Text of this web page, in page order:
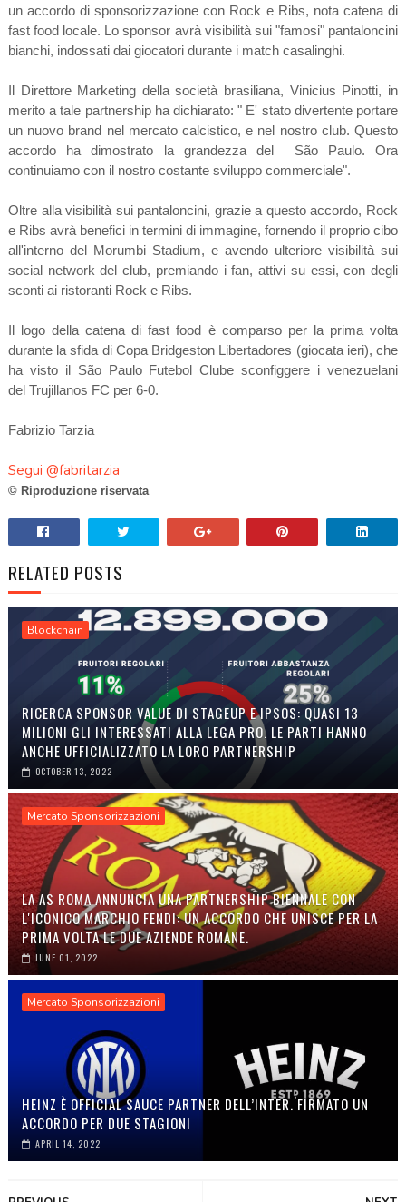
un accordo di sponsorizzazione con Rock e Ribs, nota catena di
fast food locale. Lo sponsor avrà visibilità sui "famosi" pantaloncini
bianchi, indossati dai giocatori durante i match casalinghi.
Il Direttore Marketing della società brasiliana, Vinicius Pinotti, in
merito a tale partnership ha dichiarato: " E' stato divertente portare
un nuovo brand nel mercato calcistico, e nel nostro club. Questo
accordo ha dimostrato la grandezza del São Paulo. Ora
continuiamo con il nostro costante sviluppo commerciale".
Oltre alla visibilità sui pantaloncini, grazie a questo accordo, Rock
e Ribs avrà benefici in termini di immagine, fornendo il proprio cibo
all'interno del Morumbi Stadium, e avendo ulteriore visibilità sui
social network del club, premiando i fan, attivi su essi, con degli
sconti ai ristoranti Rock e Ribs.
Il logo della catena di fast food è comparso per la prima volta
durante la sfida di Copa Bridgeston Libertadores (giocata ieri), che
ha visto il São Paulo Futebol Clube sconfiggere i venezuelani
del Trujillanos FC per 6-0.
Fabrizio Tarzia
Segui @fabritarzia
© Riproduzione riservata
RELATED POSTS
Blockchain
RICERCA SPONSOR VALUE DI STAGEUP E IPSOS: QUASI 13
MILIONI GLI INTERESSATI ALLA LEGA PRO. LE PARTI HANNO
ANCHE UFFICIALIZZATO LA LORO PARTNERSHIP
OCTOBER 13, 2022
Mercato Sponsorizzazioni
LA AS ROMA ANNUNCIA UNA PARTNERSHIP BIENNALE CON
L'ICONICO MARCHIO FENDI: UN ACCORDO CHE UNISCE PER LA
PRIMA VOLTA LE DUE AZIENDE ROMANE.
JUNE 01, 2022
Mercato Sponsorizzazioni
HEINZ È OFFICIAL SAUCE PARTNER DELL’INTER. FIRMATO UN
ACCORDO PER DUE STAGIONI
APRIL 14, 2022